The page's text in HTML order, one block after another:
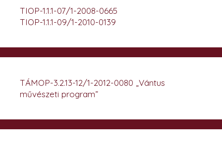
TIOP-1.1.1-07/1-2008-0665
TIOP-1.1.1-09/1-2010-0139
TÁMOP-3.2.13-12/1-2012-0080 „Vántus
művészeti program”